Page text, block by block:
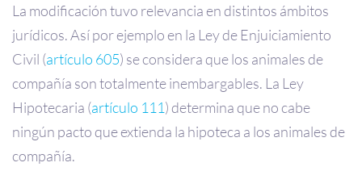
La modificación tuvo relevancia en distintos ámbitos
jurídicos. Así por ejemplo en la Ley de Enjuiciamiento
Civil (artículo 605) se considera que los animales de
compañía son totalmente inembargables. La Ley
Hipotecaria (artículo 111) determina que no cabe
ningún pacto que extienda la hipoteca a los animales de
compañía.